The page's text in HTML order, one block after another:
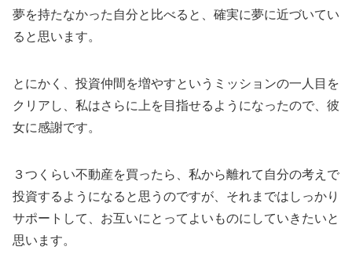
夢を持たなかった自分と比べると、確実に夢に近づいてい
ると思います。
とにかく、投資仲間を増やすというミッションの一人目を
クリアし、私はさらに上を目指せるようになったので、彼
女に感謝です。
３つくらい不動産を買ったら、私から離れて自分の考えで
投資するようになると思うのですが、それまではしっかり
サポートして、お互いにとってよいものにしていきたいと
思います。